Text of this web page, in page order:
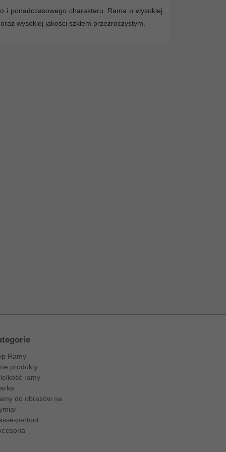
i ponadczasowego charakteru. Rama o wysokiej
wysokiej jakości szkłem przezroczystym.
Ramy
produkty
ramy
do obrazów na
partout